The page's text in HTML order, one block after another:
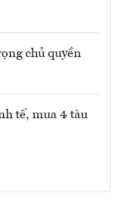
chủ quyền
tế, mua 4 tàu